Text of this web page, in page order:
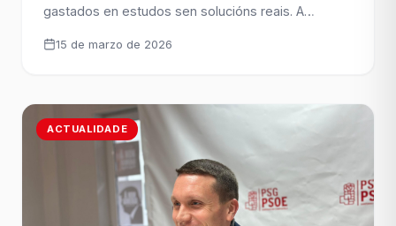
gastados en estudos sen solucións reais. A
control público para garantir investimentos,
Marta Abal criticou a xestión do Goberno [&hellip;]
15 de marzo de 2026
ACTUALIDADE